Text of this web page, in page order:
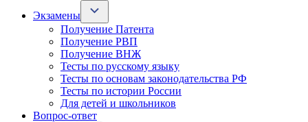
Экзамены
Получение Патента
Получение РВП
Получение ВНЖ
Тесты по русскому языку
Тесты по основам законодательства РФ
Тесты по истории России
Для детей и школьников
Вопрос-ответ